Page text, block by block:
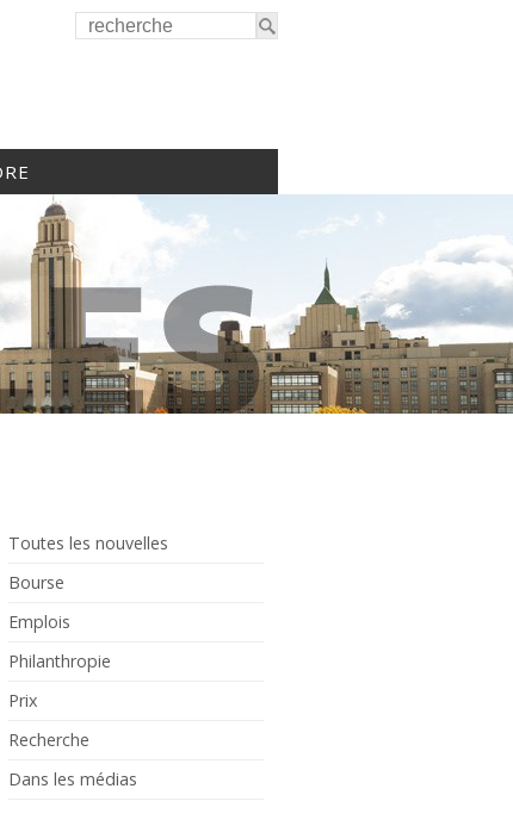
Toutes les nouvelles
Bourse
Emplois
Philanthropie
Prix
Recherche
Dans les médias